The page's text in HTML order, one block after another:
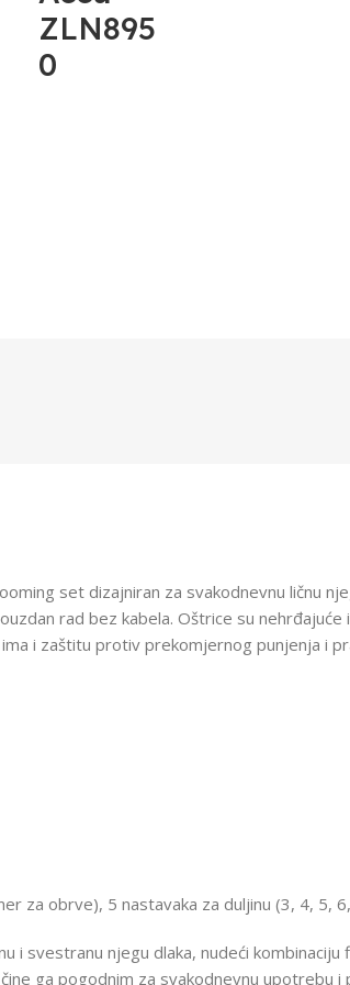
ZLN895
0
set dizajniran za svakodnevnu ličnu
rad bez kabela. Oštrice su
i zaštitu protiv prekomjernog punjenja i
za obrve), 5 nastavaka za duljinu (3, 4, 5,
i svestranu njegu dlaka, nudeći
ga pogodnim za svakodnevnu upotrebu i